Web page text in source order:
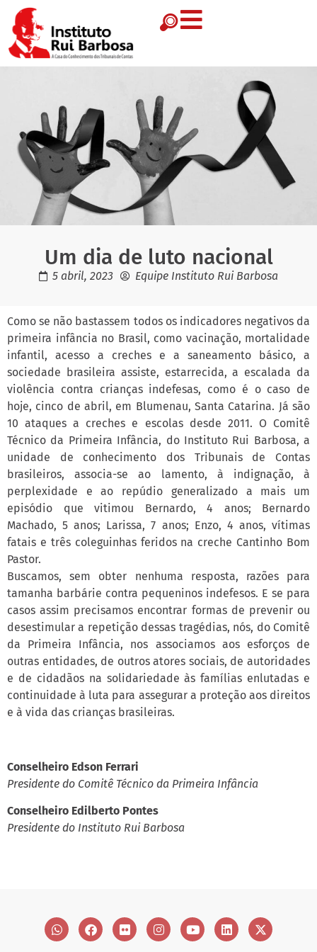
Um dia de luto nacional
5 abril, 2023 Equipe Instituto Rui Barbosa
Como se não bastassem todos os indicadores negativos da
primeira infância no Brasil, como vacinação, mortalidade
infantil, acesso a creches e a saneamento básico, a
sociedade brasileira assiste, estarrecida, a escalada da
violência contra crianças indefesas, como é o caso de
hoje, cinco de abril, em Blumenau, Santa Catarina. Já são
10 ataques a creches e escolas desde 2011. O Comitê
Técnico da Primeira Infância, do Instituto Rui Barbosa, a
unidade de conhecimento dos Tribunais de Contas
brasileiros, associa-se ao lamento, à indignação, à
perplexidade e ao repúdio generalizado a mais um
episódio que vitimou Bernardo, 4 anos; Bernardo
Machado, 5 anos; Larissa, 7 anos; Enzo, 4 anos, vítimas
fatais e três coleguinhas feridos na creche Cantinho Bom
Pastor.
Buscamos, sem obter nenhuma resposta, razões para
tamanha barbárie contra pequeninos indefesos. E se para
casos assim precisamos encontrar formas de prevenir ou
desestimular a repetição dessas tragédias, nós, do Comitê
da Primeira Infância, nos associamos aos esforços de
outras entidades, de outros atores sociais, de autoridades
e de cidadãos na solidariedade às famílias enlutadas e
continuidade à luta para assegurar a proteção aos direitos
e à vida das crianças brasileiras.
Conselheiro Edson Ferrari
Presidente do Comitê Técnico da Primeira Infância
Conselheiro Edilberto Pontes
Presidente do Instituto Rui Barbosa